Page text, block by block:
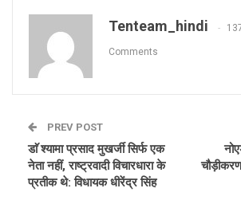
Tenteam_hindi
Comments
PREV POST
डाॅ श्यामा प्रसाद मुखर्जी सिर्फ एक
नेता नहीं, राष्ट्रवादी विचारधारा के
प्रतीक थे: विधायक धीरेंद्र सिंह